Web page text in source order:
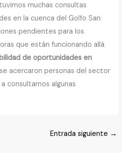
muchas consultas
en la cuenca del Golfo San
pendientes para los
que están funcionando allá
de oportunidades en
acercaron personas del sector
consultarnos algunas
Entrada siguiente →